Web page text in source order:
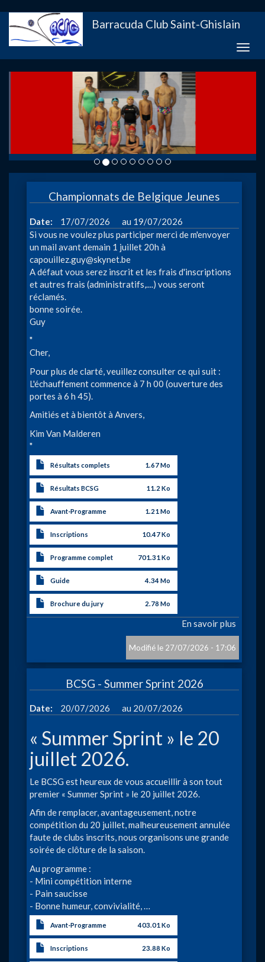
au
contenu
Barracuda Club Saint-Ghislain
Toggle
Championnats de Belgique Jeunes
Date 17/07/2026 à
19/07/2026
Si vous ne voulez plus participer merci de m'envoyer
un mail avant demain 1 juillet 20h à
capouillez.guy@skynet.be
A défaut vous serez inscrit et les frais d'inscriptions
et autres frais (administratifs,....) vous seront
réclamés.
bonne soirée.
Guy
"
Cher,
Pour plus de clarté, veuillez consulter ce qui suit :
L'échauffement commence à 7 h 00 (ouverture des
portes à 6 h 45).
Amitiés et à bientôt à Anvers,
Kim Van Malderen
"
Résultats complets 1.67 Mo
Résultats BCSG 11.2 Ko
Avant-Programme 1.21 Mo
Inscriptions 10.47 Ko
Programme complet 701.31 Ko
Guide 4.34 Mo
Brochure du jury 2.78 Mo
En savoir plus
27/07/2026 - 17:06
BCSG - Summer Sprint 2026
Date 20/07/2026 à
20/07/2026
« Summer Sprint » le 20
juillet 2026.
Le BCSG est heureux de vous accueillir à son tout
premier « Summer Sprint » le 20 juillet 2026.
Afin de remplacer, avantageusement, notre
compétition du 20 juillet, malheureusement annulée
faute de clubs inscrits, nous organisons une grande
soirée de clôture de la saison.
Au programme :
- Mini compétition interne
- Pain saucisse
- Bonne humeur, convivialité, …
Avant-Programme 403.01 Ko
Inscriptions 23.88 Ko